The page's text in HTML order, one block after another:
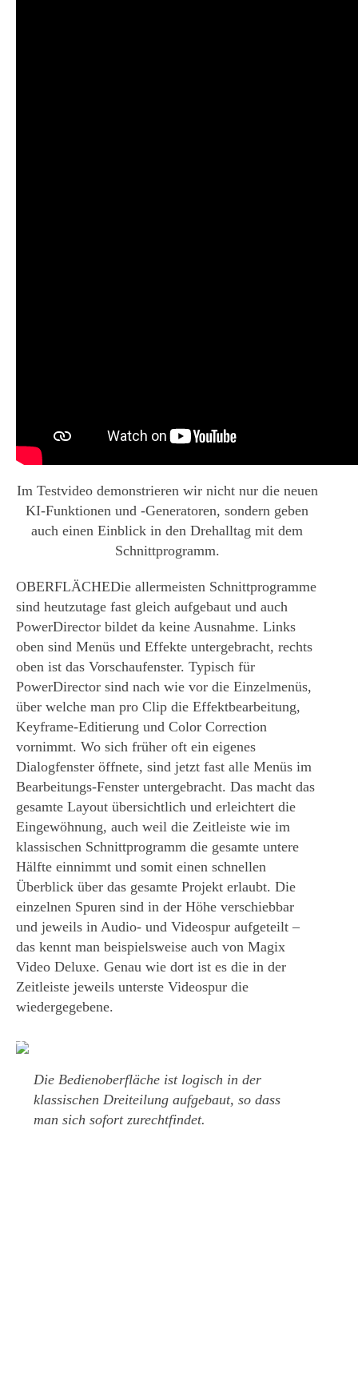
Im Testvideo demonstrieren wir nicht nur die neuen
KI-Funktionen und -Generatoren, sondern geben
auch einen Einblick in den Drehalltag mit dem
Schnittprogramm.
OBERFLÄCHEDie allermeisten Schnittprogramme
sind heutzutage fast gleich aufgebaut und auch
PowerDirector bildet da keine Ausnahme. Links
oben sind Menüs und Effekte untergebracht, rechts
oben ist das Vorschaufenster. Typisch für
PowerDirector sind nach wie vor die Einzelmenüs,
über welche man pro Clip die Effektbearbeitung,
Keyframe-Editierung und Color Correction
vornimmt. Wo sich früher oft ein eigenes
Dialogfenster öffnete, sind jetzt fast alle Menüs im
Bearbeitungs-Fenster untergebracht. Das macht das
gesamte Layout übersichtlich und erleichtert die
Eingewöhnung, auch weil die Zeitleiste wie im
klassischen Schnittprogramm die gesamte untere
Hälfte einnimmt und somit einen schnellen
Überblick über das gesamte Projekt erlaubt. Die
einzelnen Spuren sind in der Höhe verschiebbar
und jeweils in Audio- und Videospur aufgeteilt –
das kennt man beispielsweise auch von Magix
Video Deluxe. Genau wie dort ist es die in der
Zeitleiste jeweils unterste Videospur die
wiedergegebene.
Die Bedienoberfläche ist logisch in der
klassischen Dreiteilung aufgebaut, so dass
man sich sofort zurechtfindet.